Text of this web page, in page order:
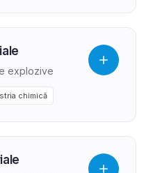
explozive
chimică